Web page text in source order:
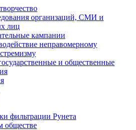
организаций, СМИ и
лиц
кампании
неправомерному
и общественные
фильтрации Рунета
обществе